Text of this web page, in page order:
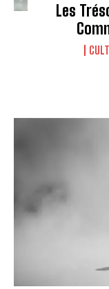
Les